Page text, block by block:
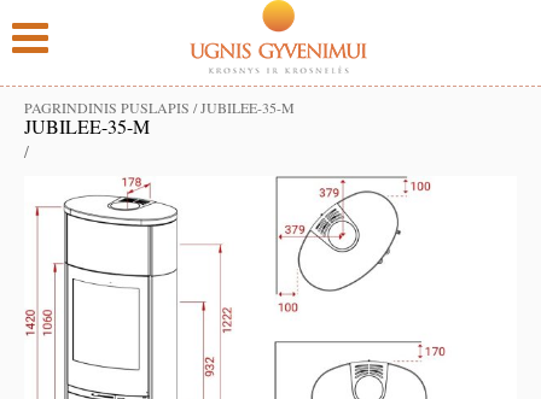
PAGRINDINIS PUSLAPIS /JUBILEE-35-M
JUBILEE-35-M
/